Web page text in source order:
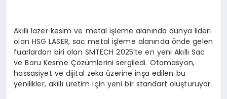
Akıllı lazer kesim ve metal işleme alanında dünya lideri
olan HSG LASER, sac metal işleme alanında önde gelen
fuarlardan biri olan SMTECH 2025’te en yeni Akıllı Sac
ve Boru Kesme Çözümlerini sergiledi. Otomasyon,
hassasiyet ve dijital zeka üzerine inşa edilen bu
yenilikler, akıllı üretim için yeni bir standart oluşturuyor.